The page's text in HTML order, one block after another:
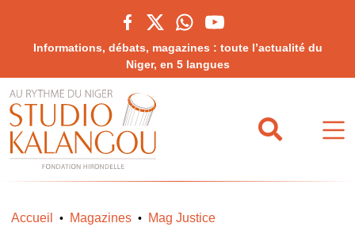
Informations, débats, magazines : toute l’actualité du
Niger, en 5 langues
Accueil • Magazines • Mag Justice